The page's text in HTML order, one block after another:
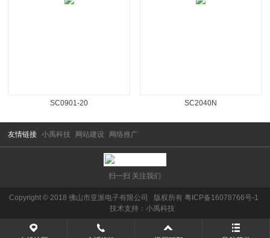
SC0901-20 SC2040N
友情链接 小禹科技 网站建设 网络推广
扫一扫 关注我们
Copyright © 2018 佛山市亚派电子有限公司 版权所有粤ICP备16078766号-1
技术支持： 小禹科技